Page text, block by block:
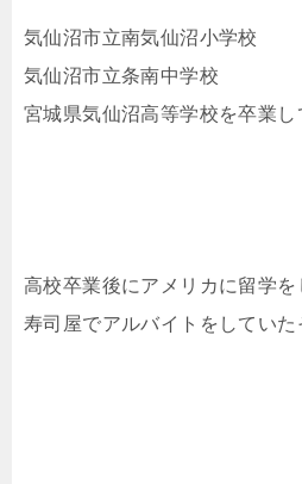
気仙沼市立南気仙沼小学校
気仙沼市立条南中学校
宮城県気仙沼高等学校を卒業し
高校卒業後にアメリカに留学を
寿司屋でアルバイトをしていた